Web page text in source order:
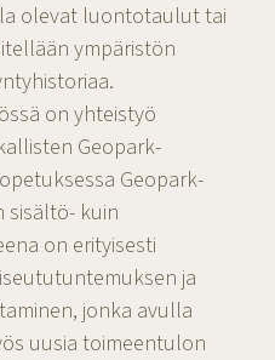
olevat luontotaulut tai
ympäristön
on yhteistyö
Geopark-
Geopark-
sisältö- kuin
on erityisesti
ja
jonka avulla
uusia toimeentulon